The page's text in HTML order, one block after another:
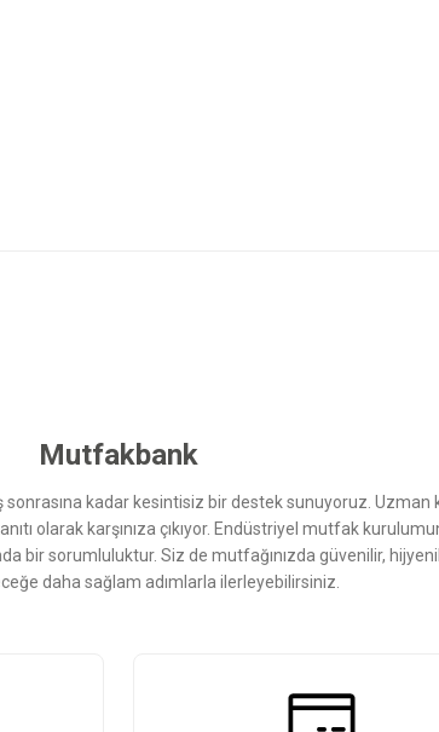
Mutfakbank
kadar kesintisiz bir destek sunuyoruz.
olarak karşınıza çıkıyor. Endüstriyel mutfak
bir sorumluluktur. Siz de mutfağınızda güvenilir,
daha sağlam adımlarla ilerleyebilirsiniz.